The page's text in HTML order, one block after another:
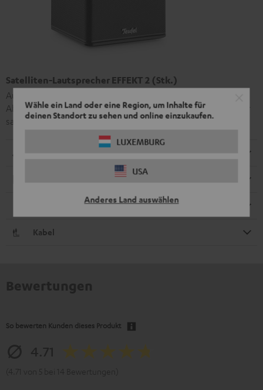
Wähle ein Land oder eine Region, um Inhalte für
deinen Standort zu sehen und online einzukaufen.
LUXEMBURG
USA
Anderes Land auswählen
Satelliten-Lautsprecher EFFEKT 2 (Stk.)
Aufwendiges 2-Wege-System mit weiter
Abstrahlcharakteristik und langhubigem Tiefmitteltöner für
satte, klare Pegel auf allen Sitzplätzen
Kabel
So bewerten Kunden dieses Produkt